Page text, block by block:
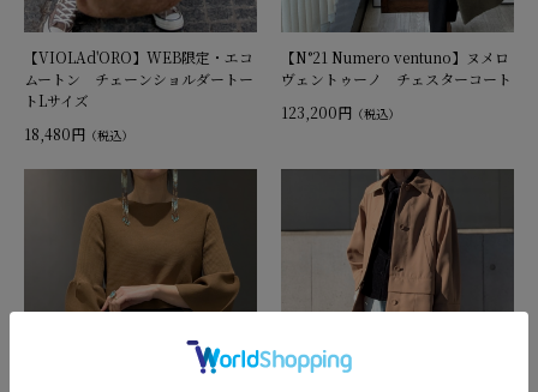
【VIOLAd'ORO】WEB限定・エコ
ムートン チェーンショルダートー
トLサイズ
18,480円 （税込）
【N°21 Numero ventuno】ヌメロ
ヴェントゥーノ チェスターコート
123,200円 （税込）